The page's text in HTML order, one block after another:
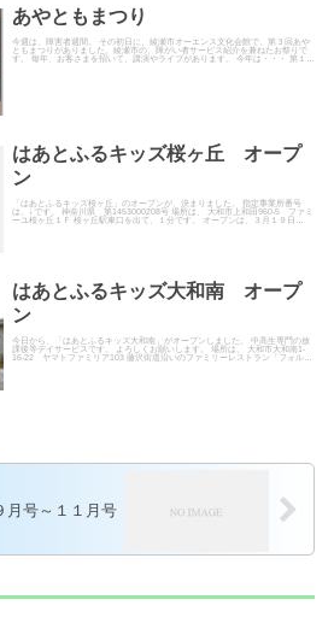
あやともまつり
今週は、障害者週間。 その初日に、綾瀬市オーエンス文化会館で、第３回あや
ともまつりがありました。綾瀬市の、障がい者サービス紹介を兼ねたお祭りで
す。 毎年、お客さまを招いて、講演やライブがあります。 今年は・・・ 第１部
はあとふるキッズ桜ヶ丘 オープ
ン
「はあとふるキッズ桜ヶ丘」のオープンが、決まりました。 指定事業所番号
は、↓です。 神奈川県 第1453000208号 場所は、 大和市上和田960-5 ファミ
ーユ桜ヶ丘１Ｆ 桜ヶ丘駅東口を出て、１分です。 オープンは、３月１９日
はあとふるキッズ大和南 オープ
ン
今日から、「はあとふるキッズ大和南」がオープンしました。 中高生専門の放
課後等デイサービスです。 よろしくお願いします。 場所は、 大和市大和南1-
16-22 ヤマトファミリア103 藤沢街道沿いのファミリーレストラン「フォルク
号～１１月号